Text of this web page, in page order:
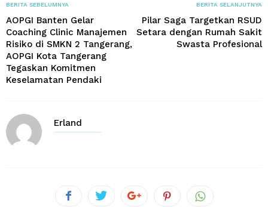
BERITA SEBELUMNYA
AOPGI Banten Gelar
Coaching Clinic Manajemen
Risiko di SMKN 2 Tangerang,
AOPGI Kota Tangerang
Tegaskan Komitmen
Keselamatan Pendaki
BERITA SELANJUTNYA
Pilar Saga Targetkan RSUD
Setara dengan Rumah Sakit
Swasta Profesional
Erland